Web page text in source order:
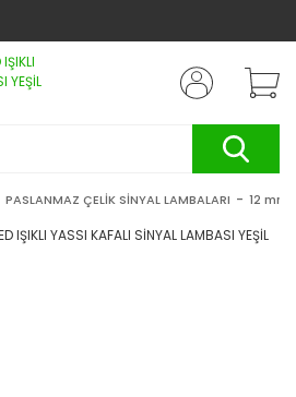
PASLANMAZ ÇELİK SİNYAL LAMBALARI 12 mm